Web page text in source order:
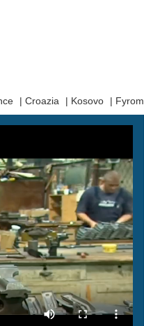
| Croazia | Kosovo | Fyrom